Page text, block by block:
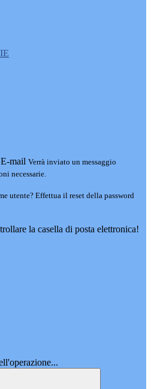
E-mail Verrà inviato un messaggio
necessarie.
utente? Effettua il reset della password
la casella di posta elettronica!